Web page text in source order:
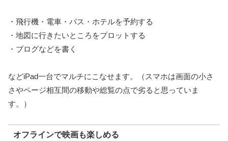
・飛行機・電車・バス・ホテルを予約する
・地図に行きたいところをプロットする
・ブログなどを書く
などiPad一台でマルチにこなせます。（スマホは画面の小さ
さやページ相互間の移動や総覧の点で劣ると思っていま
す。）
オフラインで映画も楽しめる